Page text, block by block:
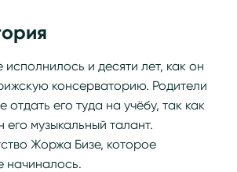
и десяти лет, как он
консерваторию. Родители
его туда на учёбу, так как
его музыкальный талант.
Жоржа Бизе, которое
начиналось.